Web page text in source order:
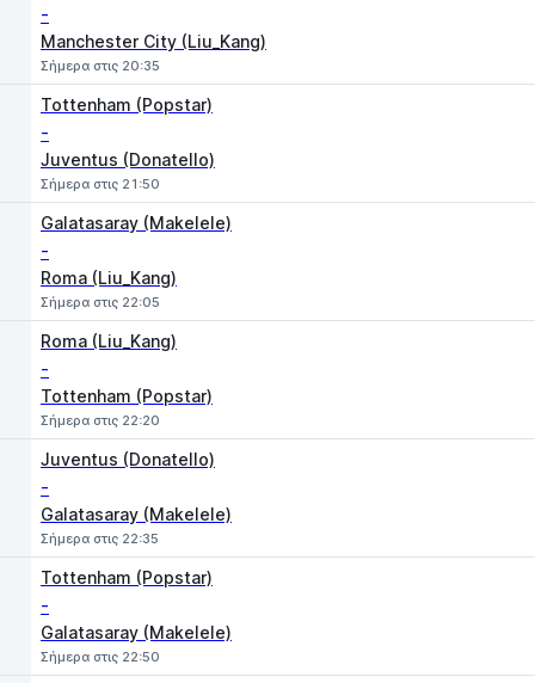
-
Manchester City (Liu_Kang)
Σήμερα στις 20:35
Tottenham (Popstar)
-
Juventus (Donatello)
Σήμερα στις 21:50
Galatasaray (Makelele)
-
Roma (Liu_Kang)
Σήμερα στις 22:05
Roma (Liu_Kang)
-
Tottenham (Popstar)
Σήμερα στις 22:20
Juventus (Donatello)
-
Galatasaray (Makelele)
Σήμερα στις 22:35
Tottenham (Popstar)
-
Galatasaray (Makelele)
Σήμερα στις 22:50